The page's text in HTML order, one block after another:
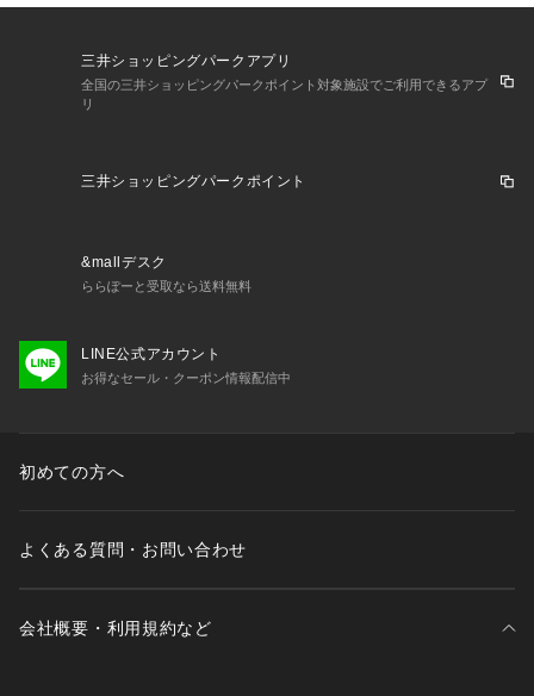
三井ショッピングパークアプリ
全国の三井ショッピングパークポイント対象施設でご利用できるアプ
リ
三井ショッピングパークポイント
&mallデスク
ららぽーと受取なら送料無料
LINE公式アカウント
お得なセール・クーポン情報配信中
初めての方へ
よくある質問・お問い合わせ
会社概要・利用規約など